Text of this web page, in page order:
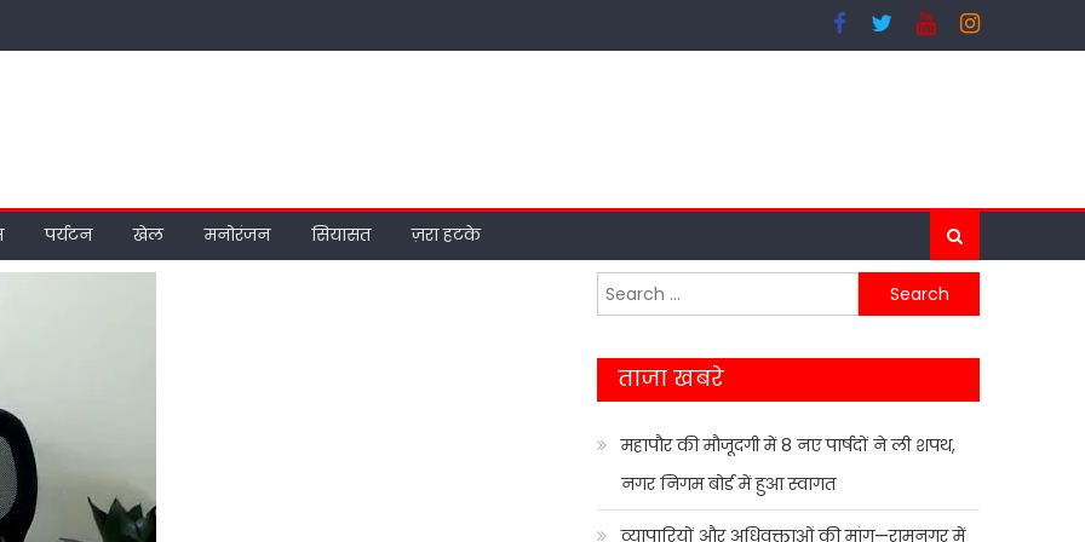
पर्यटन खेल मनोरंजन सियासत ज़रा हटके
Search
for:
ताजा खबरे
महापौर की मौजूदगी में 8 नए पार्षदों ने ली शपथ,
नगर निगम बोर्ड में हुआ स्वागत
व्यापारियों और अधिवक्ताओं की मांग—रामनगर में